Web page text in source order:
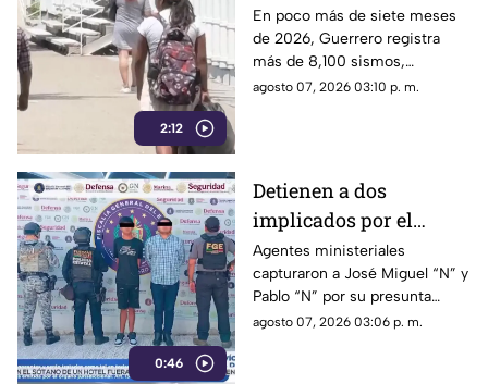
2:12
que va de 2026, el año
con mayor sismicidad
de los últimos cinco
años
En poco más de siete meses
de 2026, Guerrero registra
más de 8,100 sismos,
posicionándose como el año
agosto 07, 2026 03:10 p. m.
0:46
Detienen a dos
implicados por el
homicidio de Violeta en
su estética en Acapulco
Agentes ministeriales
capturaron a José Miguel “N” y
Pablo “N” por su presunta
responsabilidad en el
agosto 07, 2026 03:06 p. m.